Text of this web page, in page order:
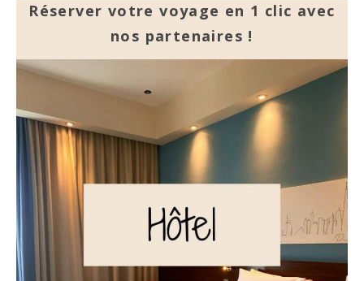
Réserver votre voyage en 1 clic avec
nos partenaires !